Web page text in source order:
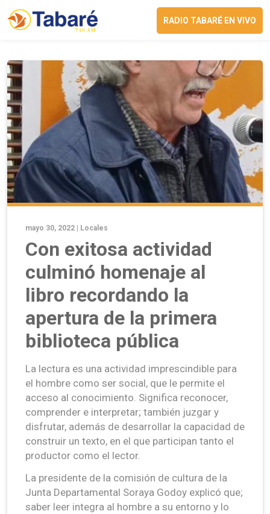
RADIO TABARÉ EN VIVO
mayo 30, 2022 | Locales
Con exitosa actividad
culminó homenaje al
libro recordando la
apertura de la primera
biblioteca pública
La lectura es una actividad imprescindible para
el hombre como ser social, que le permite el
acceso al conocimiento. Significa reconocer,
comprender e interpretar; también juzgar y
disfrutar, además de desarrollar la capacidad de
construir un texto, en el que participan tanto el
productor como el lector.
La presidente de la comisión de cultura de la
Junta Departamental Soraya Godoy explicó que;
saber leer integra al hombre a su entorno y lo